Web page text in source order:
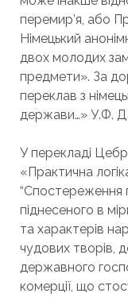
перемир’я, або
Німецький
двох молодих
предмети». За
переклав з
держави…» У.Ф.
У перекладі
«Практична
“Спостереження
піднесеного в
та характерів
чудових творів,
державного
комерції, що